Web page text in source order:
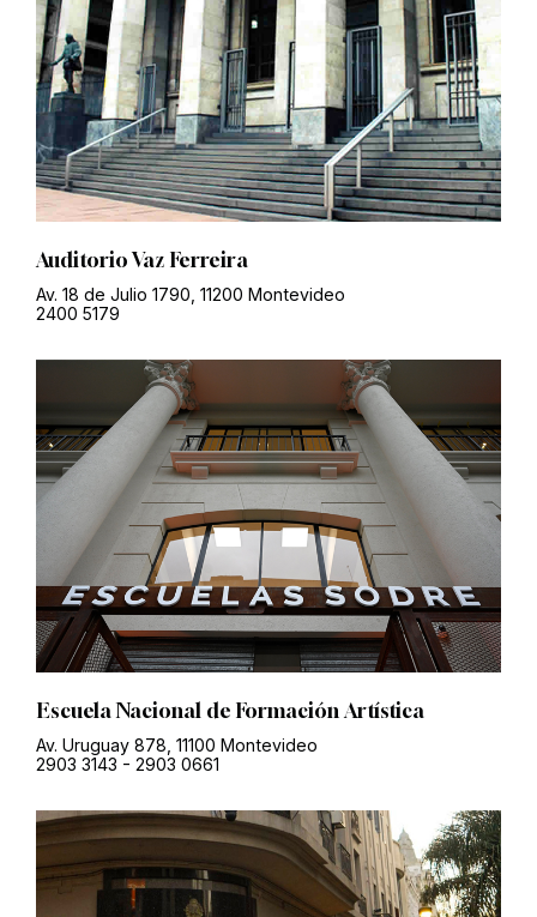
Auditorio Vaz Ferreira
Av. 18 de Julio 1790, 11200 Montevideo
2400 5179
Escuela Nacional de Formación Artística
Av. Uruguay 878, 11100 Montevideo
2903 3143 - 2903 0661